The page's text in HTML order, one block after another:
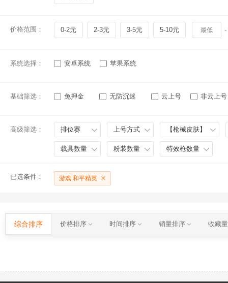
价格范围： 0-2元 2-3元 3-5元 5-10元 -
系统选择： 安卓系统 苹果系统
基础筛选： 免押金 无防沉迷 云上号 非云上号
高级筛选： 排位赛 上号方式 【枪械皮肤】
载具数量 粉装数量 特效枪数量
已选条件： 游戏:和平精英
综合排序 价格排序 时间排序 销量排序 收藏